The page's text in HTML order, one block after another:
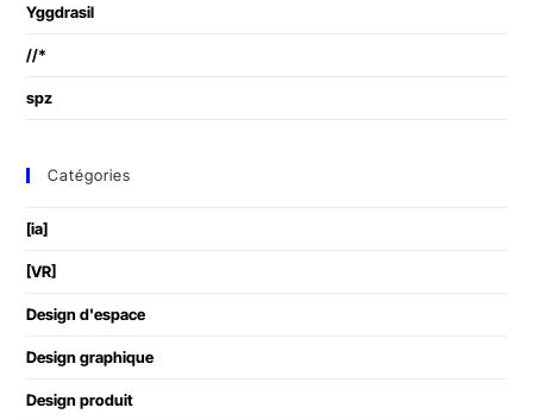
Yggdrasil
//*
spz
Catégories
[ia]
[VR]
Design d'espace
Design graphique
Design produit